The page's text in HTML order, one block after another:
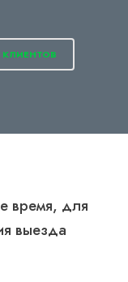
время, для
выезда